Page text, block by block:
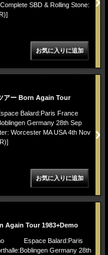
SBD & Rolling Stone:
アー Born Again Tour
Balard:Paris France
Germany 28th Sep
Worcester MA USA 4th Nov
Again Tour 1983+Demo
Espace Balard:Paris
Germany 28th